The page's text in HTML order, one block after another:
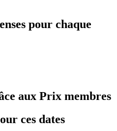
pour chaque
aux Prix membres
ces dates